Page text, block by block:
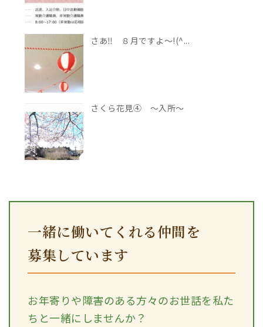
さあ‼ ８月ですよ～!(^...
さくら花見④ ～入所～
一緒に働いてくれる仲間を
募集しています
お年寄りや障害のある方々のお世話を私た
ちと一緒にしませんか？